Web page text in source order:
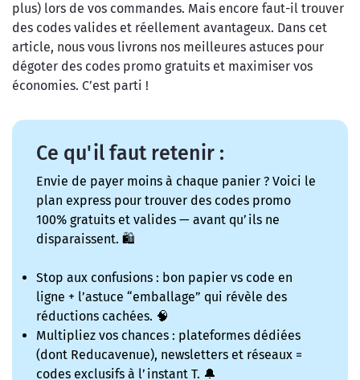
plus) lors de vos commandes. Mais encore faut-il trouver
des codes valides et réellement avantageux. Dans cet
article, nous vous livrons nos meilleures astuces pour
dégoter des codes promo gratuits et maximiser vos
économies. C’est parti !
Ce qu'il faut retenir :
Envie de payer moins à chaque panier ? Voici le
plan express pour trouver des codes promo
100% gratuits et valides — avant qu’ils ne
disparaissent. 🛍️
Stop aux confusions : bon papier vs code en
ligne + l’astuce “emballage” qui révèle des
réductions cachées. 🧠
Multipliez vos chances : plateformes dédiées
(dont Reducavenue), newsletters et réseaux =
codes exclusifs à l’instant T. 🔔